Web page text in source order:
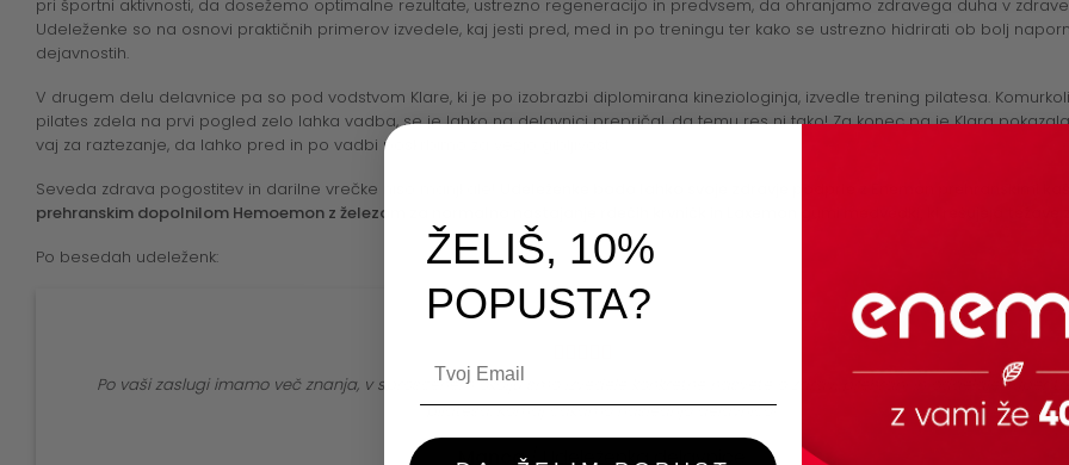
pri športni aktivnosti, da dosežemo optimalne rezultate, ustrezno regeneracijo in predvsem, da ohranjamo zdravega duha v
Udeleženke so na osnovi praktičnih primerov izvedele, kaj jesti pred, med in po treningu ter kako se ustrezno hidrirati ob bolj
dejavnostih.
V drugem delu delavnice pa so pod vodstvom Klare, ki je po izobrazbi diplomirana kineziologinja, izvedle trening pilatesa.
pilates zdela na prvi pogled zelo lahka vadba, se je lahko na delavnici prepričal, da temu res ni tako! Za konec pa je Klara
vaj za raztezanje, da lahko pred in po vadbi poskrbimo za večjo gibljivost.
Seveda zdrava pogostitev in darilne vrečke niso manjkale!
prehranskim dopolnilom Hemoemon z železom za normalno nastajanje rdečih krvničk in Laxemon gumi medvedki, ki rešujejo težave z
Po besedah udeleženk:
Po vaši zaslugi imamo več znanja, v sproščenem okolju smo izvedele konkretne nasvete o zdravi prehrani in oddelale super
pilatesa. Komaj čakamo naslednjo delavnico!
Manca /Udeleženka delavnice
ŽELIŠ, 10%
POPUSTA?